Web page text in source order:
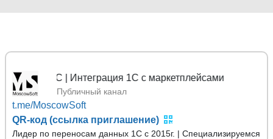
| Интеграция 1С с маркетплейсами
Публичный канал
t.me/MoscowSoft
QR-код (ссылка приглашение)
Лидер по переносам данных 1С с 2015г. | Специализируемся